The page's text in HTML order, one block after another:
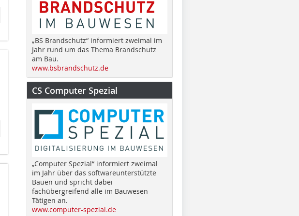
„BS Brandschutz“ informiert zweimal im
Jahr rund um das Thema Brandschutz
am Bau.
www.bsbrandschutz.de
CS Computer Spezial
„Computer Spezial“ informiert zweimal
im Jahr über das softwareunterstützte
Bauen und spricht dabei
fachübergreifend alle im Bauwesen
Tätigen an.
www.computer-spezial.de